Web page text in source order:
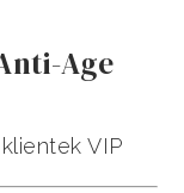
Age
VIP